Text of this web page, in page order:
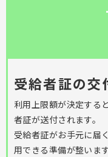
受給者証の交
利用上限額が決定する
者証が送付されます。
受給者証がお手元に届
用できる準備が整います